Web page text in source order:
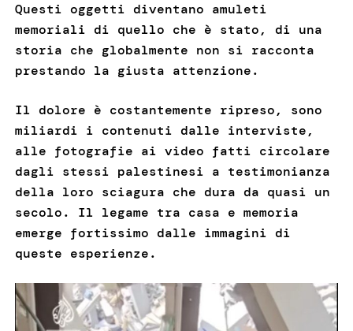
Questi oggetti diventano amuleti
memoriali di quello che è stato, di una
storia che globalmente non si racconta
prestando la giusta attenzione.
Il dolore è costantemente ripreso, sono
miliardi i contenuti dalle interviste,
alle fotografie ai video fatti circolare
dagli stessi palestinesi a testimonianza
della loro sciagura che dura da quasi un
secolo. Il legame tra casa e memoria
emerge fortissimo dalle immagini di
queste esperienze.